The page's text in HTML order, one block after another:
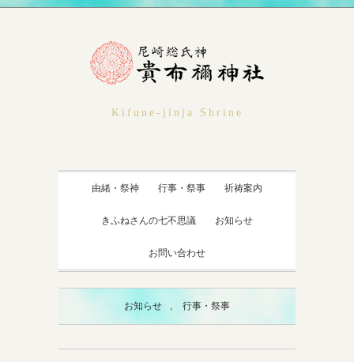
Kifune-jinja Shrine
由緒・祭神 行事・祭事 祈祷案内
きふねさんの七不思議 お知らせ
お問い合わせ
お知らせ , 行事・祭事